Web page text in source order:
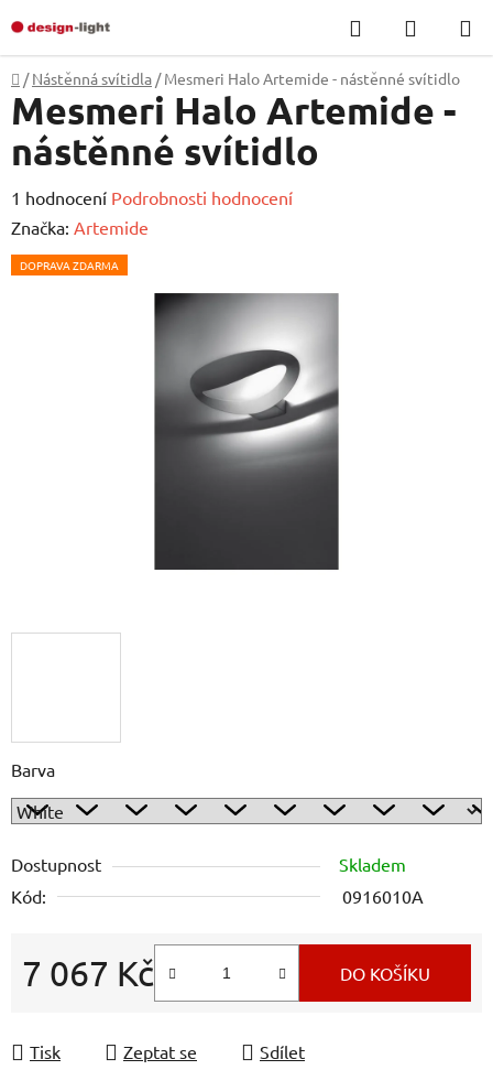
na
obsah
Hledat
KOŠÍK
Domů
/ Nástěnná svítidla / Mesmeri Halo Artemide - nástěnné svítidlo
Barva
Dostupnost
Skladem
Kód:
0916010A
7 067 Kč DO KOŠÍKU
Tisk Zeptat se Sdílet
Mesmeri Halo Artemide -
nástěnné svítidlo
Průměrné
hodnocení
produktu
1 hodnocení Podrobnosti hodnocení
Značka: Artemide
DOPRAVA ZDARMA